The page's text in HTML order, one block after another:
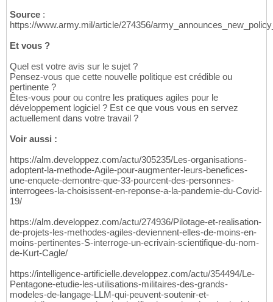
Source :
https://www.army.mil/article/274356/
Et vous ?
Quel est votre avis sur le sujet ?
Pensez-vous que cette nouvelle politique est crédible ou
pertinente ?
Êtes-vous pour ou contre les pratiques agiles pour le
développement logiciel ? Est ce que vous vous en servez
actuellement dans votre travail ?
Voir aussi :
https://alm.developpez.com/actu/305235/Les-organisations-
adoptent-la-methode-Agile-pour-augmenter-leurs-benefices-
une-enquete-demontre-que-33-pourcent-des-personnes-
interrogees-la-choisissent-en-reponse-a-la-pandemie-du-Covid-
19/
https://alm.developpez.com/actu/274936/Pilotage-et-realisation-
de-projets-les-methodes-agiles-deviennent-elles-de-moins-en-
moins-pertinentes-S-interroge-un-ecrivain-scientifique-du-nom-
de-Kurt-Cagle/
https://intelligence-artificielle.developpez.com/actu/354494/Le-
Pentagone-etudie-les-utilisations-militaires-des-grands-
modeles-de-langage-LLM-qui-peuvent-soutenir-et-